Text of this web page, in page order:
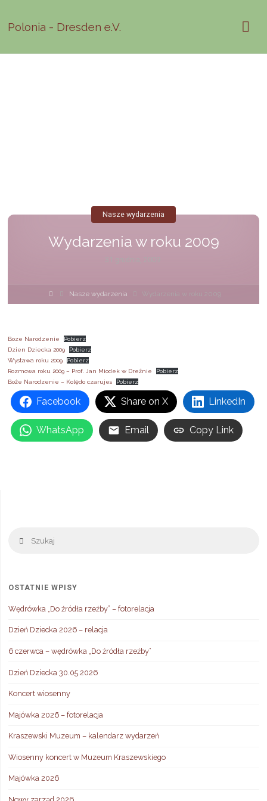
Polonia - Dresden e.V.
Wydarzenia w roku 2009
Nasze wydarzenia
Strona
główna
Nasze wydarzenia Wydarzenia w roku 2009
Boze Narodzenie
Pobierz
Dzien Dziecka 2009
Pobierz
Wystawa roku 2009
Pobierz
Rozmowa roku 2009 – Prof. Jan Miodek w Dreźnie
Pobierz
Boże Narodzenie – Kolędo czarujes
Pobierz
Facebook Share on X LinkedIn
WhatsApp Email Copy Link
Szukaj
OSTATNIE WPISY
Wędrówka „Do źródła rzeźby” – fotorelacja
Dzień Dziecka 2026 – relacja
6 czerwca – wędrówka „Do źródła rzeźby”
Dzień Dziecka 30.05.2026
Koncert wiosenny
Majówka 2026 – fotorelacja
Kraszewski Muzeum – kalendarz wydarzeń
Wiosenny koncert w Muzeum Kraszewskiego
Majówka 2026